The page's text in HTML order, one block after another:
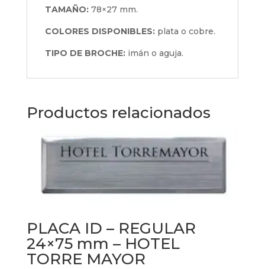
TAMAÑO:78×27 mm.
COLORES DISPONIBLES:plata o cobre.
TIPO DE BROCHE:imán o aguja.
Productos relacionados
PLACA ID – REGULAR
24×75 mm – HOTEL
TORRE MAYOR